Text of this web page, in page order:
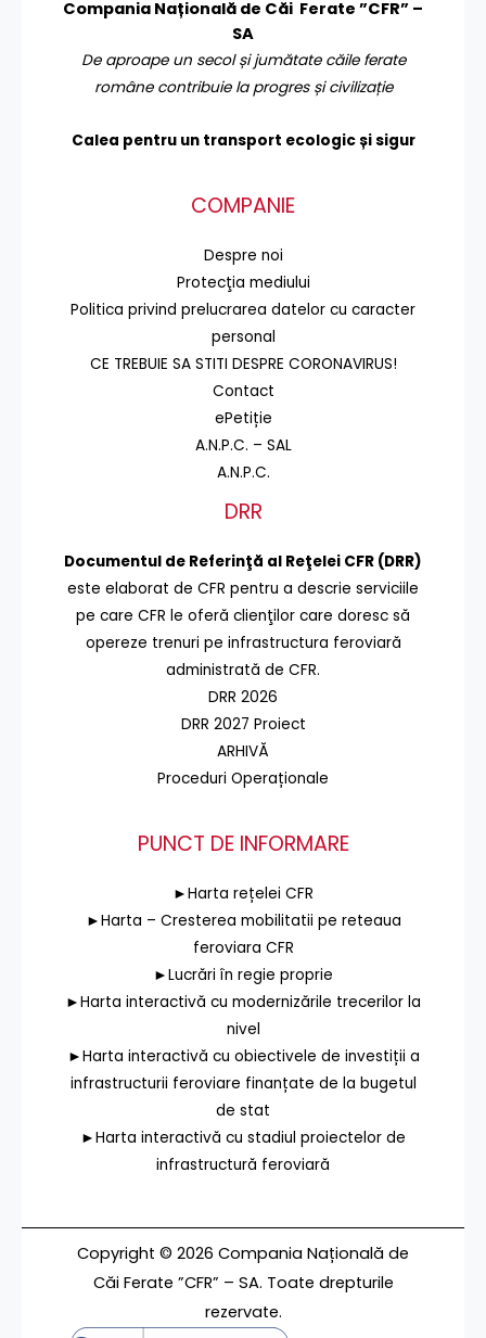
Compania Națională de Căi Ferate ”CFR” –
SA
De aproape un secol și jumătate căile ferate
române contribuie la progres și civilizație
Calea pentru un transport ecologic și sigur
COMPANIE
Despre noi
Protecţia mediului
Politica privind prelucrarea datelor cu caracter
personal
CE TREBUIE SA STITI DESPRE CORONAVIRUS!
Contact
ePetiție
A.N.P.C. – SAL
A.N.P.C.
DRR
Documentul de Referinţă al Reţelei CFR (DRR)
este elaborat de CFR pentru a descrie serviciile
pe care CFR le oferă clienţilor care doresc să
opereze trenuri pe infrastructura feroviară
administrată de CFR.
DRR 2026
DRR 2027 Proiect
ARHIVĂ
Proceduri Operaționale
PUNCT DE INFORMARE
►Harta rețelei CFR
►Harta – Cresterea mobilitatii pe reteaua
feroviara CFR
►Lucrări în regie proprie
►Harta interactivă cu modernizările trecerilor la
nivel
►Harta interactivă cu obiectivele de investiții a
infrastructurii feroviare finanțate de la bugetul
de stat
►Harta interactivă cu stadiul proiectelor de
infrastructură feroviară
Copyright © 2026 Compania Națională de
Căi Ferate ”CFR” – SA. Toate drepturile
rezervate.